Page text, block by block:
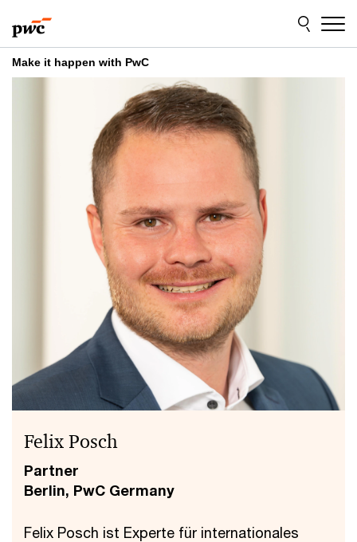
to
content
to
footer
Make it happen with PwC
Felix Posch
Partner
Berlin, PwC Germany
Felix Posch ist Experte für internationales